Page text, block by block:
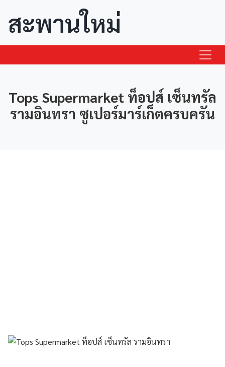
สะพานใหม่
Tops Supermarket ท็อปส์ เซ็นทรัล
รามอินทรา ซูเปอร์มาร์เก็ตครบครัน